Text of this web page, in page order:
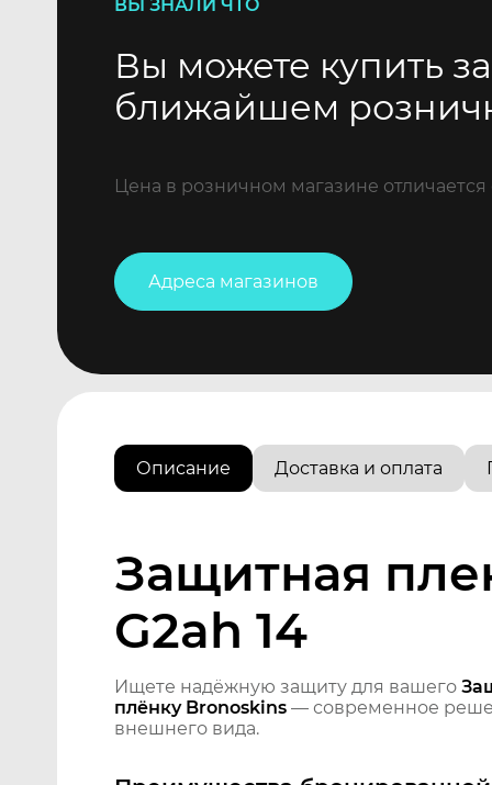
ВЫ ЗНАЛИ ЧТО
Вы можете купить
ближайшем
Цена в розничном магазине
Адреса магазинов
Описание Доставка и оплата
Защитная
G2ah 14
Ищете надёжную защиту для вашего
плёнку Bronoskins — современное
внешнего вида.